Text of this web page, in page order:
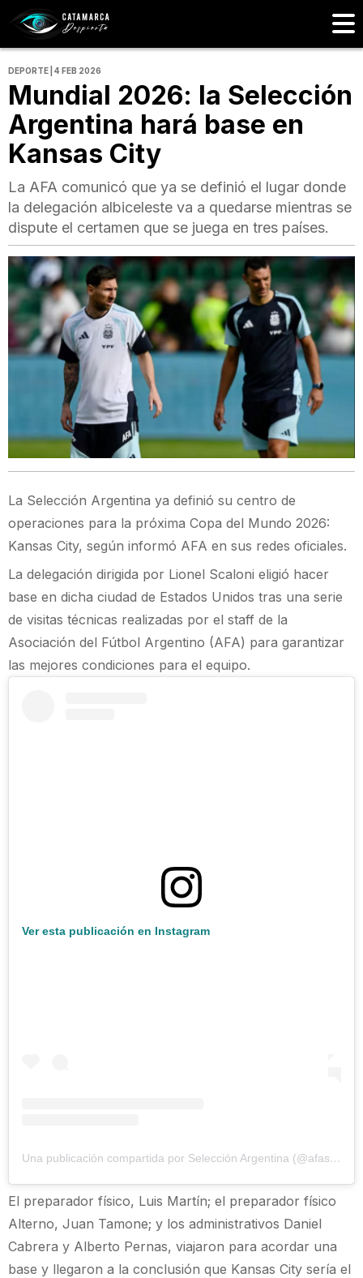
DEPORTE | 4 FEB 2026
Mundial 2026: la Selección
Argentina hará base en
Kansas City
La AFA comunicó que ya se definió el lugar donde
la delegación albiceleste va a quedarse mientras se
dispute el certamen que se juega en tres países.
La Selección Argentina ya definió su centro de
operaciones para la próxima Copa del Mundo 2026:
Kansas City, según informó AFA en sus redes oficiales.
La delegación dirigida por Lionel Scaloni eligió hacer
base en dicha ciudad de Estados Unidos tras una serie
de visitas técnicas realizadas por el staff de la
Asociación del Fútbol Argentino (AFA) para garantizar
las mejores condiciones para el equipo.
Ver esta publicación en Instagram
Una publicación compartida por Selección Argentina (@afaseleccion)
El preparador físico, Luis Martín; el preparador físico
Alterno, Juan Tamone; y los administrativos Daniel
Cabrera y Alberto Pernas, viajaron para acordar una
base y llegaron a la conclusión que Kansas City sería el